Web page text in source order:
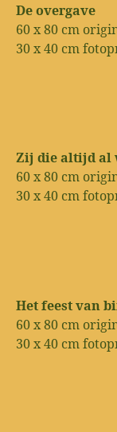
De overgave
60 x 80 cm
30 x 40 cm
Zij die altijd al
60 x 80 cm
30 x 40 cm
Het feest van
60 x 80 cm
30 x 40 cm